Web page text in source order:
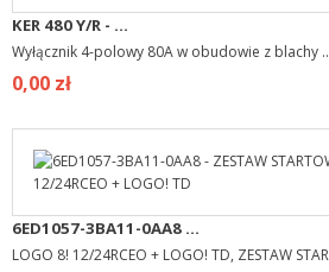
KER 480 Y/R - ...
Wyłącznik 4-polowy 80A w obudowie z blachy
0,00 zł
6ED1057-3BA11-0AA8 ...
LOGO 8! 12/24RCEO + LOGO! TD, ZESTAW